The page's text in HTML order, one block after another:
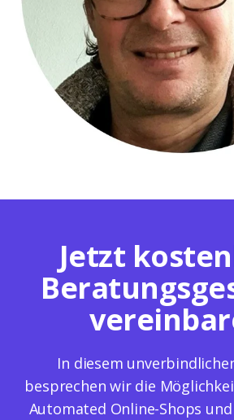
Jetzt
In diesem
besprechen wir die
Automated Online-Shops